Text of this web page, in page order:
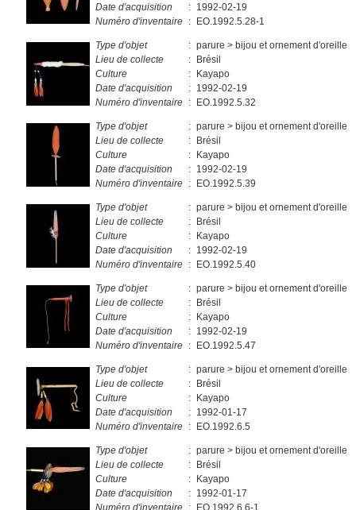
Date d'acquisition
: 1992-02-19
Numéro d'inventaire : EO.1992.5.28-1
Type d'objet : parure > bijou et ornement d'oreille
Lieu de collecte
: Brésil
Culture
: Kayapo
Date d'acquisition
: 1992-02-19
Numéro d'inventaire : EO.1992.5.32
Type d'objet : parure > bijou et ornement d'oreille
Lieu de collecte
: Brésil
Culture
: Kayapo
Date d'acquisition
: 1992-02-19
Numéro d'inventaire : EO.1992.5.39
Type d'objet : parure > bijou et ornement d'oreille
Lieu de collecte
: Brésil
Culture
: Kayapo
Date d'acquisition
: 1992-02-19
Numéro d'inventaire : EO.1992.5.40
Type d'objet : parure > bijou et ornement d'oreille
Lieu de collecte
: Brésil
Culture
: Kayapo
Date d'acquisition
: 1992-02-19
Numéro d'inventaire : EO.1992.5.47
Type d'objet : parure > bijou et ornement d'oreille
Lieu de collecte
: Brésil
Culture
: Kayapo
Date d'acquisition
: 1992-01-17
Numéro d'inventaire : EO.1992.6.5
Type d'objet : parure > bijou et ornement d'oreille
Lieu de collecte
: Brésil
Culture
: Kayapo
Date d'acquisition
: 1992-01-17
Numéro d'inventaire : EO.1992.6.6-1